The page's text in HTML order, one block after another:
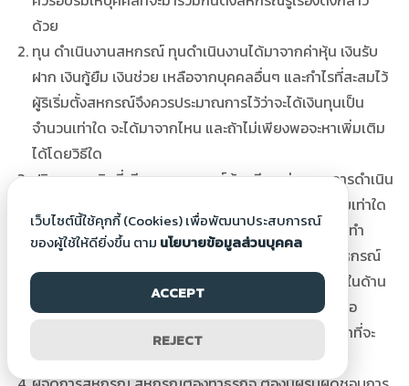
ด้วย
ทุน ดำเนินงานสหกรณ์ ทุนดำเนินงานได้มาจากค่าหุ้น เงินรับ
ฝาก เงินกู้ยืม เงินช่วย เหลือจากบุคคลอื่นๆ และกำไรที่สะสมไว้
ผู้ริเริ่มตั้งสหกรณ์จึงควรประมาณการไว้ว่าจะได้เงินทุนเป็น
จำนวนเท่าใด จะได้มาจากไหน และถ้าไม่เพียงพอจะหาเพิ่มเติม
ได้โดยวิธีใด
ปริมาณ ธุรกิจที่เพียงพอ สหกรณ์ต้องมีรายจ่ายจากการดำเนิน
ธุรกิจ รายจ่ายบาง ประเภทคงที่ไม่ว่าจะทำธุรกิจมากน้อยเท่าใด
เช่น เงินเดือน ค่าสึกหรอ เป็นต้น ดังนั้น สหกรณ์จะต้องทำ
ธุรกิจให้มาก พอจนมีรายได้คุ้มกับรายจ่าย ผู้ริเริ่มตั้งสหกรณ์
จึงต้องประมาณดูว่าสหกรณ์สมควรทำธุรกิจกับสมาชิกในด้าน
ไหนมากน้อยเพียงใด ตลอดจนการโฆษณาเชิญชวนหรือ
ชักชวนให้สมาชิกมาทำธุรกิจกับสหกรณ์ให้มากที่สุด เท่าที่จะ
เว็บไซต์นี้ใช้คุกกี้ (Cookies) เพื่อพัฒนาประสบการณ์
ของผู้ใช้ให้ดียิ่งขึ้น ตาม นโยบายข้อมูลส่วนบุคคล
ACCEPT
REJECT